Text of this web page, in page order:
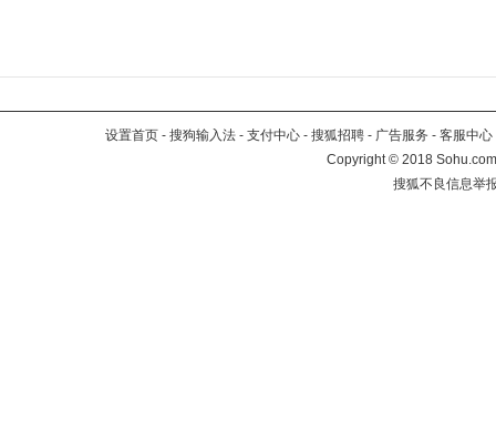
设置首页 - 搜狗输入法 - 支付中心 - 搜狐招聘 - 广告服务 - 客服中心
Copyright©2018
搜狐不良信息举